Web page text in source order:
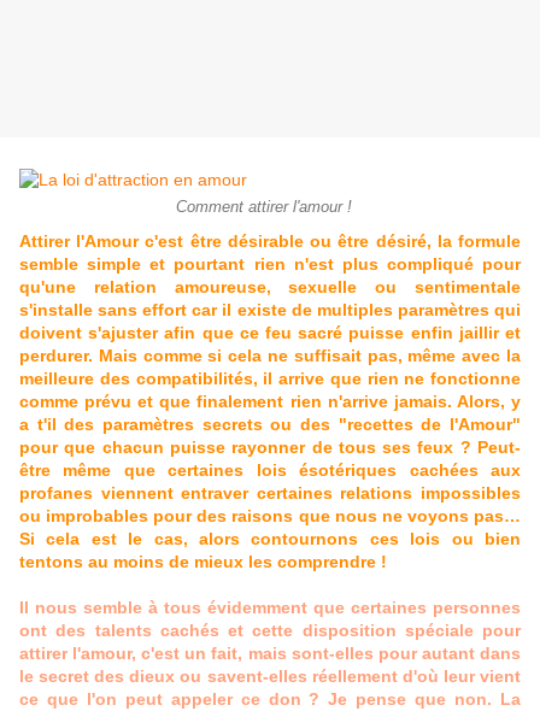
Comment attirer l'amour !
Attirer l'Amour c'est être désirable ou être désiré, la formule
semble simple et pourtant rien n'est plus compliqué pour
qu'une relation amoureuse, sexuelle ou sentimentale
s'installe sans effort car il existe de multiples paramètres qui
doivent s'ajuster afin que ce feu sacré puisse enfin jaillir et
perdurer. Mais comme si cela ne suffisait pas, même avec la
meilleure des compatibilités, il arrive que rien ne fonctionne
comme prévu et que finalement rien n'arrive jamais. Alors, y
a t'il des paramètres secrets ou des "recettes de l'Amour"
pour que chacun puisse rayonner de tous ses feux ? Peut-
être même que certaines lois ésotériques cachées aux
profanes viennent entraver certaines relations impossibles
ou improbables pour des raisons que nous ne voyons pas…
Si cela est le cas, alors contournons ces lois ou bien
tentons au moins de mieux les comprendre !
Il nous semble à tous évidemment que certaines personnes
ont des talents cachés et cette disposition spéciale pour
attirer l'amour, c'est un fait, mais sont-elles pour autant dans
le secret des dieux ou savent-elles réellement d'où leur vient
ce que l'on peut appeler ce don ? Je pense que non. La